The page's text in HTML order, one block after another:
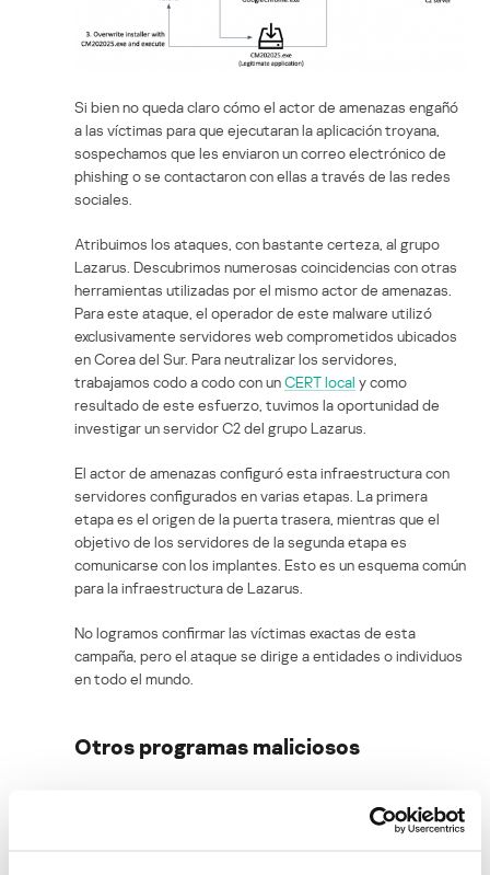
Si bien no queda claro cómo el actor de amenazas engañó
a las víctimas para que ejecutaran la aplicación troyana,
sospechamos que les enviaron un correo electrónico de
phishing o se contactaron con ellas a través de las redes
sociales.
Atribuimos los ataques, con bastante certeza, al grupo
Lazarus. Descubrimos numerosas coincidencias con otras
herramientas utilizadas por el mismo actor de amenazas.
Para este ataque, el operador de este malware utilizó
exclusivamente servidores web comprometidos ubicados
en Corea del Sur. Para neutralizar los servidores,
trabajamos codo a codo con unCERT local y como
resultado de este esfuerzo, tuvimos la oportunidad de
investigar un servidor C2 del grupo Lazarus.
El actor de amenazas configuró esta infraestructura con
servidores configurados en varias etapas. La primera
etapa es el origen de la puerta trasera, mientras que el
objetivo de los servidores de la segunda etapa es
comunicarse con los implantes. Esto es un esquema común
para la infraestructura de Lazarus.
No logramos confirmar las víctimas exactas de esta
campaña, pero el ataque se dirige a entidades o individuos
en todo el mundo.
Otros programas maliciosos
Noreboot: simular un reinicio de iPhone